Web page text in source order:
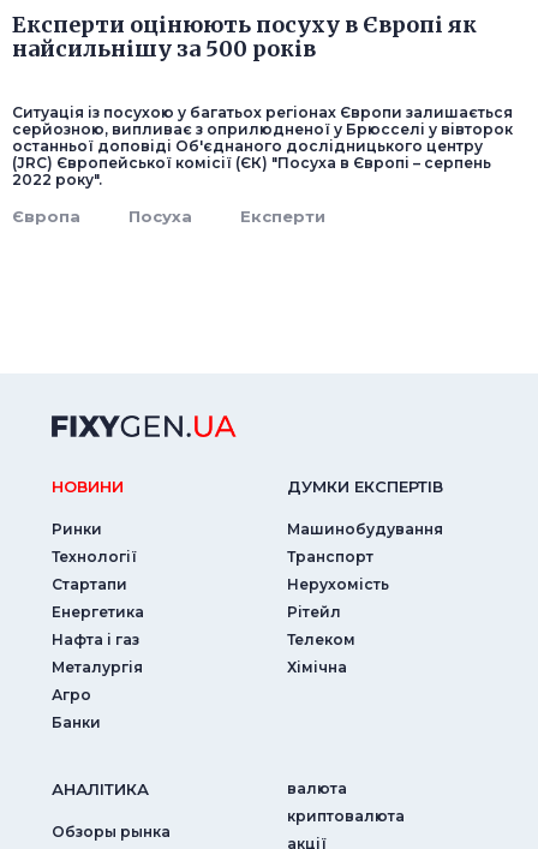
Експерти оцінюють посуху в Європі як
найсильнішу за 500 років
Ситуація із посухою у багатьох регіонах Європи залишається
серйозною, випливає з оприлюдненої у Брюсселі у вівторок
останньої доповіді Об'єднаного дослідницького центру
(JRC) Європейської комісії (ЄК) "Посуха в Європі – серпень
2022 року".
Європа Посуха Експерти
НОВИНИ
Ринки
Технології
Стартапи
Енергетика
Нафта і газ
Металургія
Агро
Банки
ДУМКИ ЕКСПЕРТIВ
Машинобудування
Транспорт
Нерухомість
Рітейл
Телеком
Хімічна
АНАЛIТИКА
Обзоры рынка
валюта
криптовалюта
акції